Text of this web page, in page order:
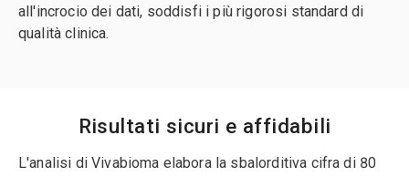
all'incrocio dei dati, soddisfi i più rigorosi standard di
qualità clinica.
Risultati sicuri e affidabili
L'analisi di Vivabioma elabora la sbalorditiva cifra di 80